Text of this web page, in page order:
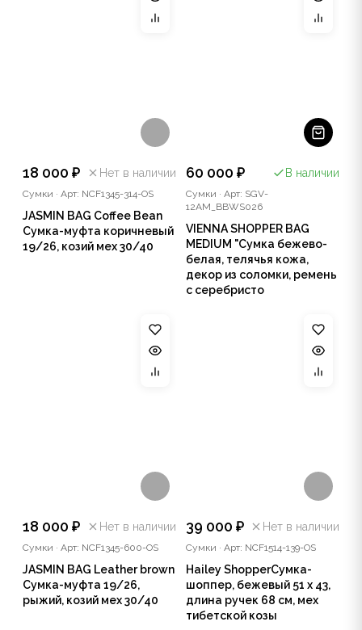
18 000 ₽ Нет в наличии
Сумки · Арт: NCF1345-314-OS
JASMIN BAG Coffee Bean
Сумка-муфта коричневый
19/26, козий мех 30/40
60 000 ₽ В наличии
Сумки · Арт: SGV-
12AM_BBWS026
VIENNA SHOPPER BAG
MEDIUM "Сумка бежево-
белая, телячья кожа,
декор из соломки, ремень
с серебристо
18 000 ₽ Нет в наличии
Сумки · Арт: NCF1345-600-OS
JASMIN BAG Leather brown
Сумка-муфта 19/26,
рыжий, козий мех 30/40
39 000 ₽ Нет в наличии
Сумки · Арт: NCF1514-139-OS
Hailey ShopperСумка-
шоппер, бежевый 51 x 43,
длина ручек 68 см, мех
тибетской козы